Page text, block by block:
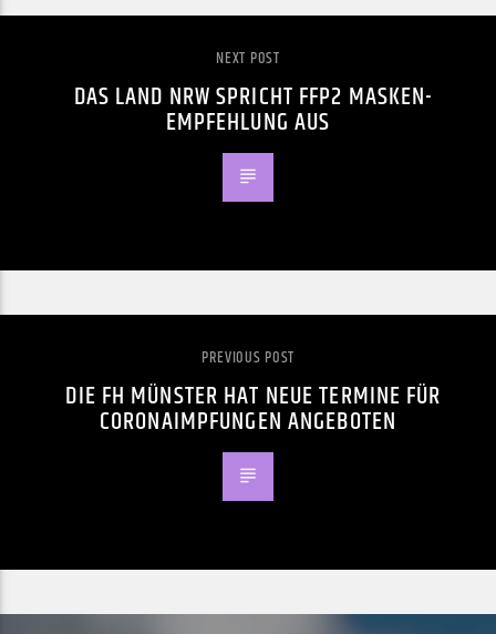
NEXT POST
DAS LAND NRW SPRICHT FFP2 MASKEN-
EMPFEHLUNG AUS
PREVIOUS POST
DIE FH MÜNSTER HAT NEUE TERMINE FÜR
CORONAIMPFUNGEN ANGEBOTEN